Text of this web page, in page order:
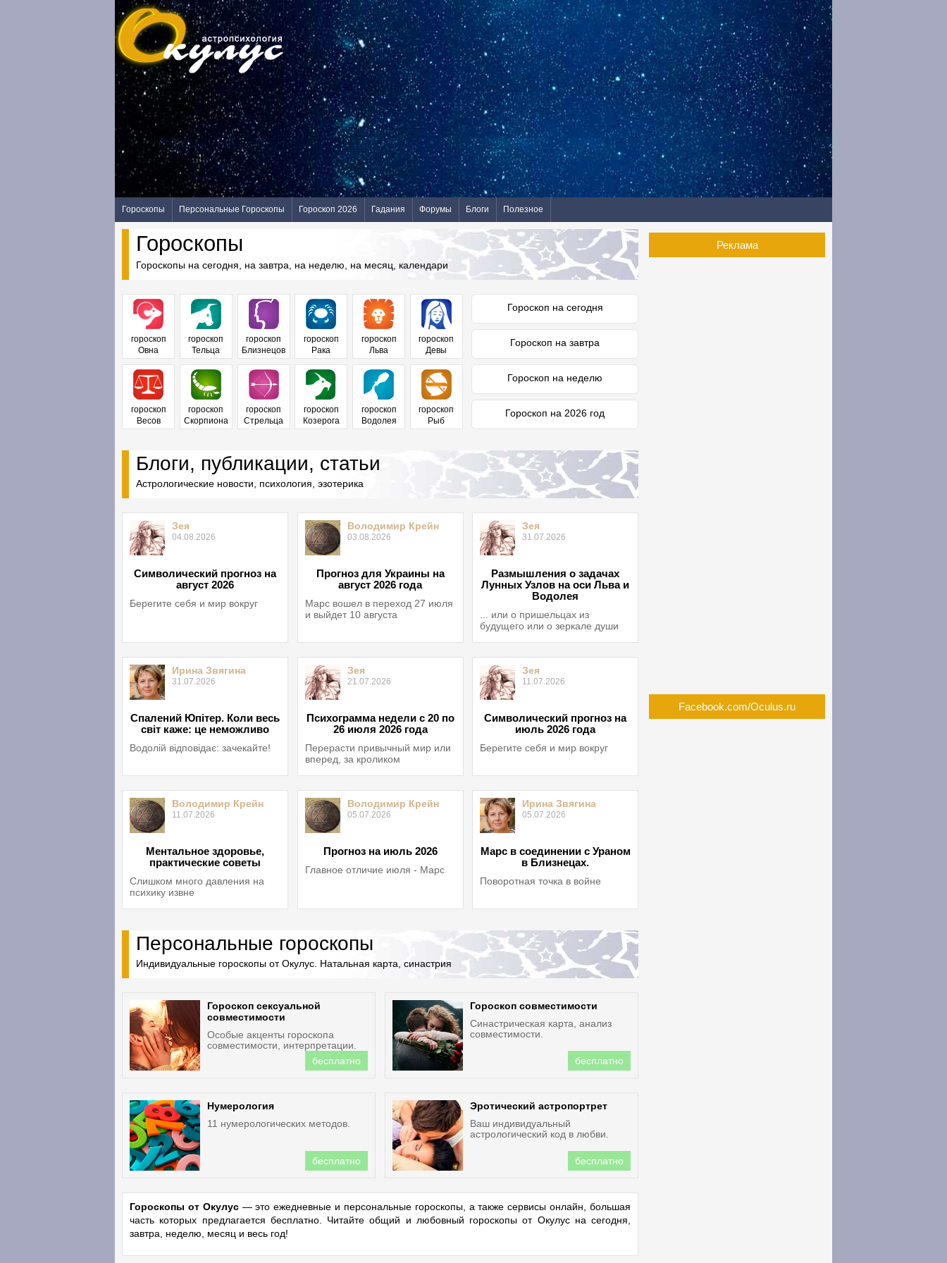
Гороскопы Персональные Гороскопы Гороскоп 2026 Гадания Форумы Блоги Полезное
Гороскопы
Гороскопы на сегодня, на завтра, на неделю, на месяц, календари
гороскоп
Овна
гороскоп
Тельца
гороскоп
Близнецов
гороскоп
Рака
гороскоп
Льва
гороскоп
Девы
гороскоп
Весов
гороскоп
Скорпиона
гороскоп
Стрельца
гороскоп
Козерога
гороскоп
Водолея
гороскоп
Рыб
Гороскоп на сегодня
Гороскоп на завтра
Гороскоп на неделю
Гороскоп на 2026 год
Блоги, публикации, статьи
Астрологические новости, психология, эзотерика
Зея
04.08.2026
Символический прогноз на
август 2026
Берегите себя и мир вокруг
Володимир Крейн
03.08.2026
Прогноз для Украины на
август 2026 года
Марс вошел в переход 27 июля
и выйдет 10 августа
Зея
31.07.2026
Размышления о задачах
Лунных Узлов на оси Льва и
Водолея
... или о пришельцах из
будущего или о зеркале души
Ирина Звягина
31.07.2026
Спалений Юпітер. Коли весь
світ каже: це неможливо
Водолій відповідає: зачекайте!
Зея
21.07.2026
Психограмма недели с 20 по
26 июля 2026 года
Перерасти привычный мир или
вперед, за кроликом
Зея
11.07.2026
Символический прогноз на
июль 2026 года
Берегите себя и мир вокруг
Володимир Крейн
11.07.2026
Ментальное здоровье,
практические советы
Слишком много давления на
психику извне
Володимир Крейн
05.07.2026
Прогноз на июль 2026
Главное отличие июля - Марс
Ирина Звягина
05.07.2026
Марс в соединении с Ураном
в Близнецах.
Поворотная точка в войне
Персональные гороскопы
Индивидуальные гороскопы от Окулус. Натальная карта, синастрия
Гороскоп сексуальной
совместимости
Особые акценты гороскопа
совместимости, интерпретации.
бесплатно
Гороскоп совместимости
Синастрическая карта, анализ
совместимости.
бесплатно
Нумерология
11 нумерологических методов.
бесплатно
Эротический астропортрет
Ваш индивидуальный
астрологический код в любви.
бесплатно
Гороскопы от Окулус— это ежедневные и персональные гороскопы, а также сервисы онлайн, большая
часть которых предлагается бесплатно. Читайте общий и любовный гороскопы от Окулус на сегодня,
завтра, неделю, месяц и весь год!
Реклама
Facebook.com/Oculus.ru